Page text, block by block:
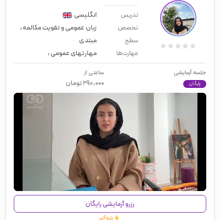
تدریس انگلیسی
تخصص زبان عمومی و تقویت مکالمه،
سطح مبتدی
مهارت‌ها مهارتهای عمومی،
جلسه آزمایشی
رایگان
ساعتی از
۲۹۰,۰۰۰تومان
00:00/01:18
رزرو آزمایشی رایگان
رزرو آنی